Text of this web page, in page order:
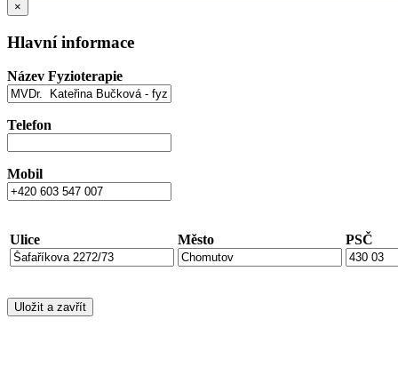
×
Hlavní informace
Název Fyzioterapie
Telefon
Mobil
Ulice Město PSČ